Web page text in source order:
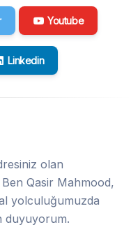
Youtube
Linkedin
olan
Qasir Mahmood,
yolculuğumuzda
duyuyorum.